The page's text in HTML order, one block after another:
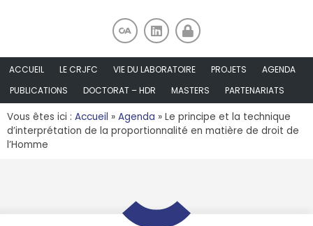
ACCUEIL LE CRJFC VIE DU LABORATOIRE PROJETS
AGENDA
PUBLICATIONS
DOCTORAT – HDR MASTERS PARTENARIATS
Vous êtes ici : Accueil » Agenda » Le principe et la technique
d’interprétation de la proportionnalité en matière de droit de
l’Homme